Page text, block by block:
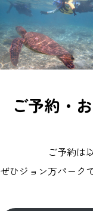
ご予約・
ご予約は
ぜひジョン万パーク